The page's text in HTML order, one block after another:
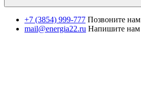
+7 (3854) 999-777 Позвоните нам
mail@energia22.ru Напишите нам